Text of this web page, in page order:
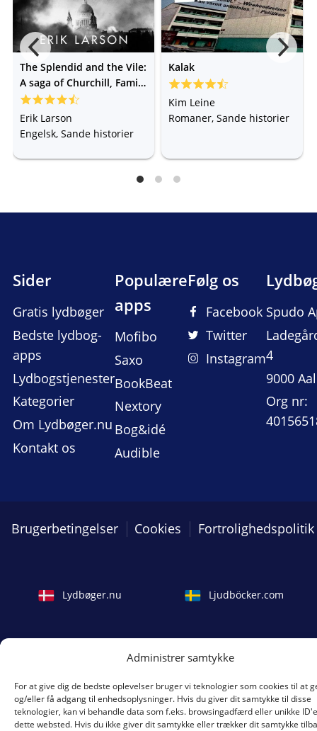
Administrer samtykke
For at give dig de bedste oplevelser bruger vi teknologier som cookies til at
og/eller få adgang til enhedsoplysninger. Hvis du giver dit samtykke til disse
teknologier, kan vi behandle data som f.eks. browsingadfærd eller unikke
dette websted. Hvis du ikke giver dit samtykke eller trækker dit samtykke
The Splendid and the Vile:
A saga of Churchill, Family
and Defiance During the
Blitz
Erik Larson
Engelsk, Sande historier
Kalak
Kim Leine
Romaner, Sande historier
Sider
Gratis lydbøger
Bedste lydbog-
apps
Lydbogstjenester
Kategorier
Om Lydbøger.nu
Kontakt os
Populære
apps
Mofibo
Saxo
BookBeat
Nextory
Bog&idé
Audible
Følg os
Facebook
Twitter
Instagram
Spudo
4
9000
Org nr:
Brugerbetingelser Cookies Fortrolighedspolitik
Lydbøger.nu Ljudböcker.com